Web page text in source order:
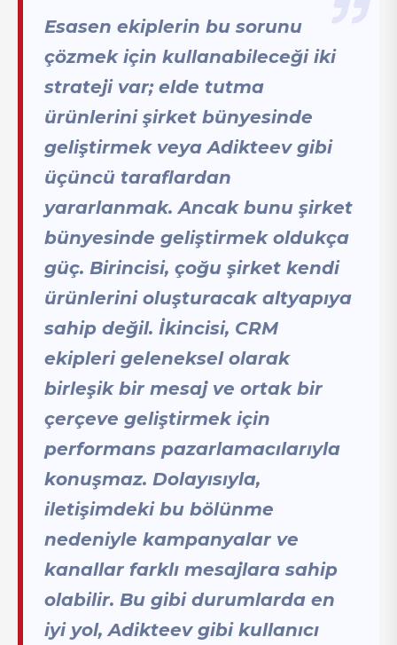
Esasen ekiplerin bu sorunu
çözmek için kullanabileceği iki
strateji var; elde tutma
ürünlerini şirket bünyesinde
geliştirmek veya Adikteev gibi
üçüncü taraflardan
yararlanmak. Ancak bunu şirket
bünyesinde geliştirmek oldukça
güç. Birincisi, çoğu şirket kendi
ürünlerini oluşturacak altyapıya
sahip değil. İkincisi, CRM
ekipleri geleneksel olarak
birleşik bir mesaj ve ortak bir
çerçeve geliştirmek için
performans pazarlamacılarıyla
konuşmaz. Dolayısıyla,
iletişimdeki bu bölünme
nedeniyle kampanyalar ve
kanallar farklı mesajlara sahip
olabilir. Bu gibi durumlarda en
iyi yol, Adikteev gibi kullanıcı